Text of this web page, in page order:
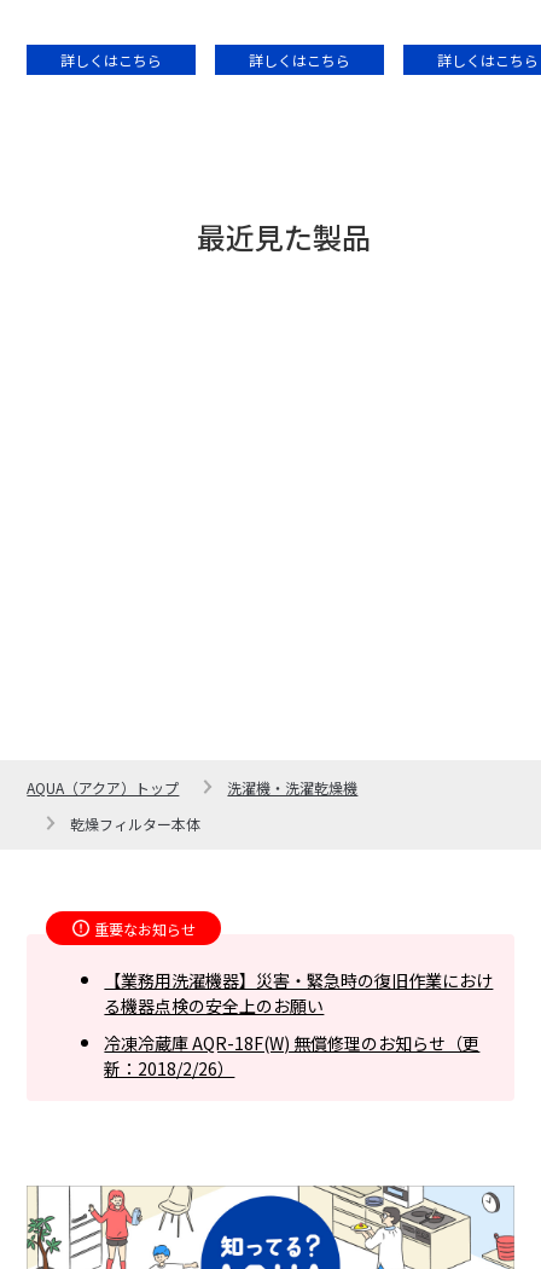
詳しくはこちら 詳しくはこちら 詳しくはこちら
最近見た製品
AQUA（アクア）トップ
洗濯機・洗濯乾燥機
乾燥フィルター本体
重要なお知らせ
【業務用洗濯機器】災害・緊急時の復旧作業におけ
る機器点検の安全上のお願い
冷凍冷蔵庫 AQR-18F(W) 無償修理のお知らせ（更
新：2018/2/26）